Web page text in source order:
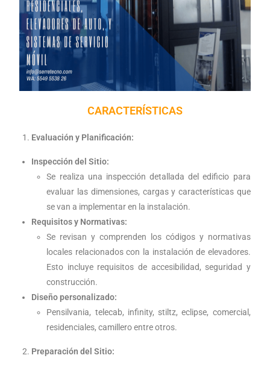
CARACTERÍSTICAS
Evaluación y Planificación:
Inspección del Sitio:
Se realiza una inspección detallada del edificio para
evaluar las dimensiones, cargas y características que
se van a implementar en la instalación.
Requisitos y Normativas:
Se revisan y comprenden los códigos y normativas
locales relacionados con la instalación de elevadores.
Esto incluye requisitos de accesibilidad, seguridad y
construcción.
Diseño personalizado:
Pensilvania, telecab, infinity, stiltz, eclipse, comercial,
residenciales, camillero entre otros.
Preparación del Sitio: